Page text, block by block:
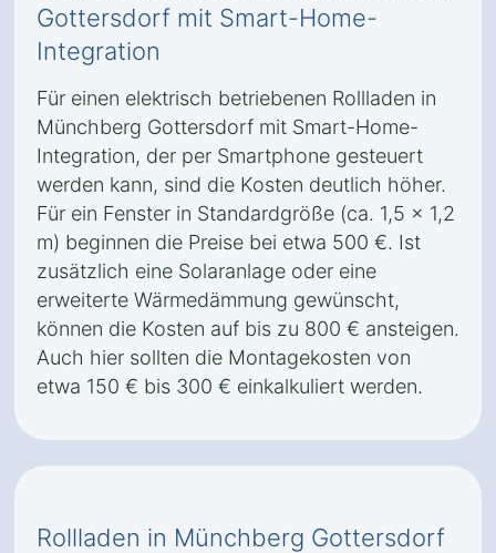
Gottersdorf mit Smart-Home-
Integration
Für einen elektrisch betriebenen Rollladen in
Münchberg Gottersdorf mit Smart-Home-
Integration, der per Smartphone gesteuert
werden kann, sind die Kosten deutlich höher.
Für ein Fenster in Standardgröße (ca. 1,5 x 1,2
m) beginnen die Preise bei etwa 500 €. Ist
zusätzlich eine Solaranlage oder eine
erweiterte Wärmedämmung gewünscht,
können die Kosten auf bis zu 800 € ansteigen.
Auch hier sollten die Montagekosten von
etwa 150 € bis 300 € einkalkuliert werden.
Rollladen in Münchberg Gottersdorf